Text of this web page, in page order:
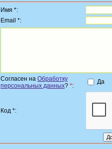
Имя *:
Email *:
Согласен на Обработку
персональных данных? *:
Да
Код *: